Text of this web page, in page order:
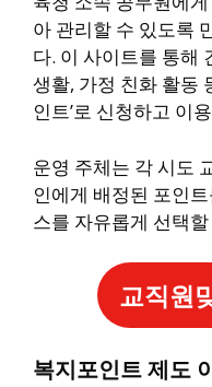
아 관리할 수 있도록
다. 이 사이트를 통해
생활, 가정 친화 활동
인트’로 신청하고 이
운영 주체는 각 시도
인에게 배정된 포인
스를 자유롭게 선택
교직원
복지포인트 제도